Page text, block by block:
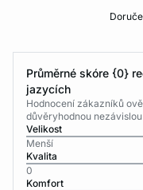
Průměrné skóre {0}
jazycích
Hodnocení zákazníků
důvěryhodnou
Velikost
Menší
Kvalita
0
Komfort